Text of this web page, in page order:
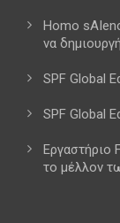
Homo
να
SPF Global
SPF Global
Εργαστήριο
το μέλλον